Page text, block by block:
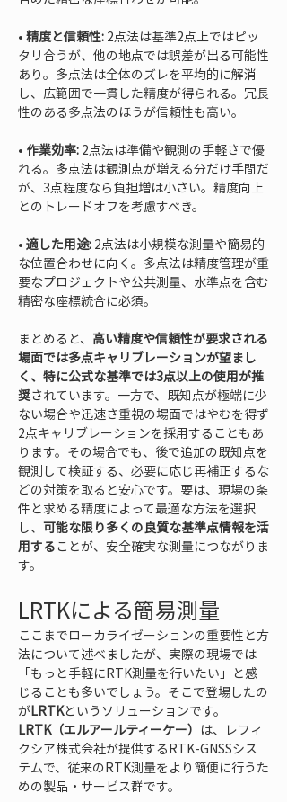
• 精度と信頼性: 2点法は基準2点上ではピッ
タリ合うが、他の地点では誤差が出る可能性
あり。多点法は全体のズレを平均的に解消
し、広範囲で一貫した精度が得られる。冗長
• 作業効率: 2点法は準備や観測の手軽さで優
れる。多点法は観測点が増える分だけ手間だ
が、3点程度なら負担増は小さい。精度向上
• 適した用途: 2点法は小規模な測量や簡易的
な位置合わせに向く。多点法は精度管理が重
要なプロジェクトや公共測量、水準点を含む
精密な座標統合に必須。
まとめると、 高い精度や信頼性が要求される
場面では多点キャリブレーションが望まし
く、特に公式な基準では3点以上の使用が推
奨されています。一方で、既知点が極端に少
ない場合や迅速さ重視の場面ではやむを得ず
2点キャリブレーションを採用することもあ
ります。その場合でも、後で追加の既知点を
観測して検証する、必要に応じ再補正するな
どの対策を取ると安心です。要は、現場の条
件と求める精度によって最適な方法を選択
し、 可能な限り多くの良質な基準点情報を活
用することが、安全確実な測量につながりま
す。
LRTKによる簡易測量
ここまでローカライゼーションの重要性と方
法について述べましたが、実際の現場では
「もっと手軽にRTK測量を行いたい」と感
じることも多いでしょう。そこで登場したの
がLRTKというソリューションです。
LRTK（エルアールティーケー） は、レフィ
クシア株式会社が提供するRTK-GNSSシス
テムで、従来のRTK測量をより簡便に行うた
めの製品・サービス群です。